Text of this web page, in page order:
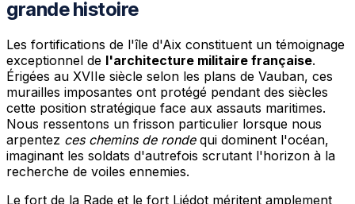
grande histoire
Les fortifications de l'île d'Aix constituent un témoignage
exceptionnel de l'architecture militaire française.
Érigées au XVIIe siècle selon les plans de Vauban, ces
murailles imposantes ont protégé pendant des siècles
cette position stratégique face aux assauts maritimes.
Nous ressentons un frisson particulier lorsque nous
arpentez ces chemins de rondequi dominent l'océan,
imaginant les soldats d'autrefois scrutant l'horizon à la
recherche de voiles ennemies.
Le fort de la Rade et le fort Liédot méritent amplement